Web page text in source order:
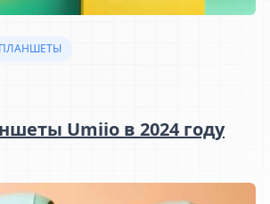
ПЛАНШЕТЫ
Umiio в 2024 году